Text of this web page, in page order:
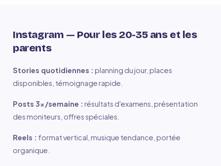
Instagram — Pour les 20-35 ans et les
parents
Stories quotidiennes : planning du jour, places
disponibles, témoignage rapide.
Posts 3x/semaine : résultats d'examens, présentation
des moniteurs, offres spéciales.
Reels : format vertical, musique tendance, portée
organique.